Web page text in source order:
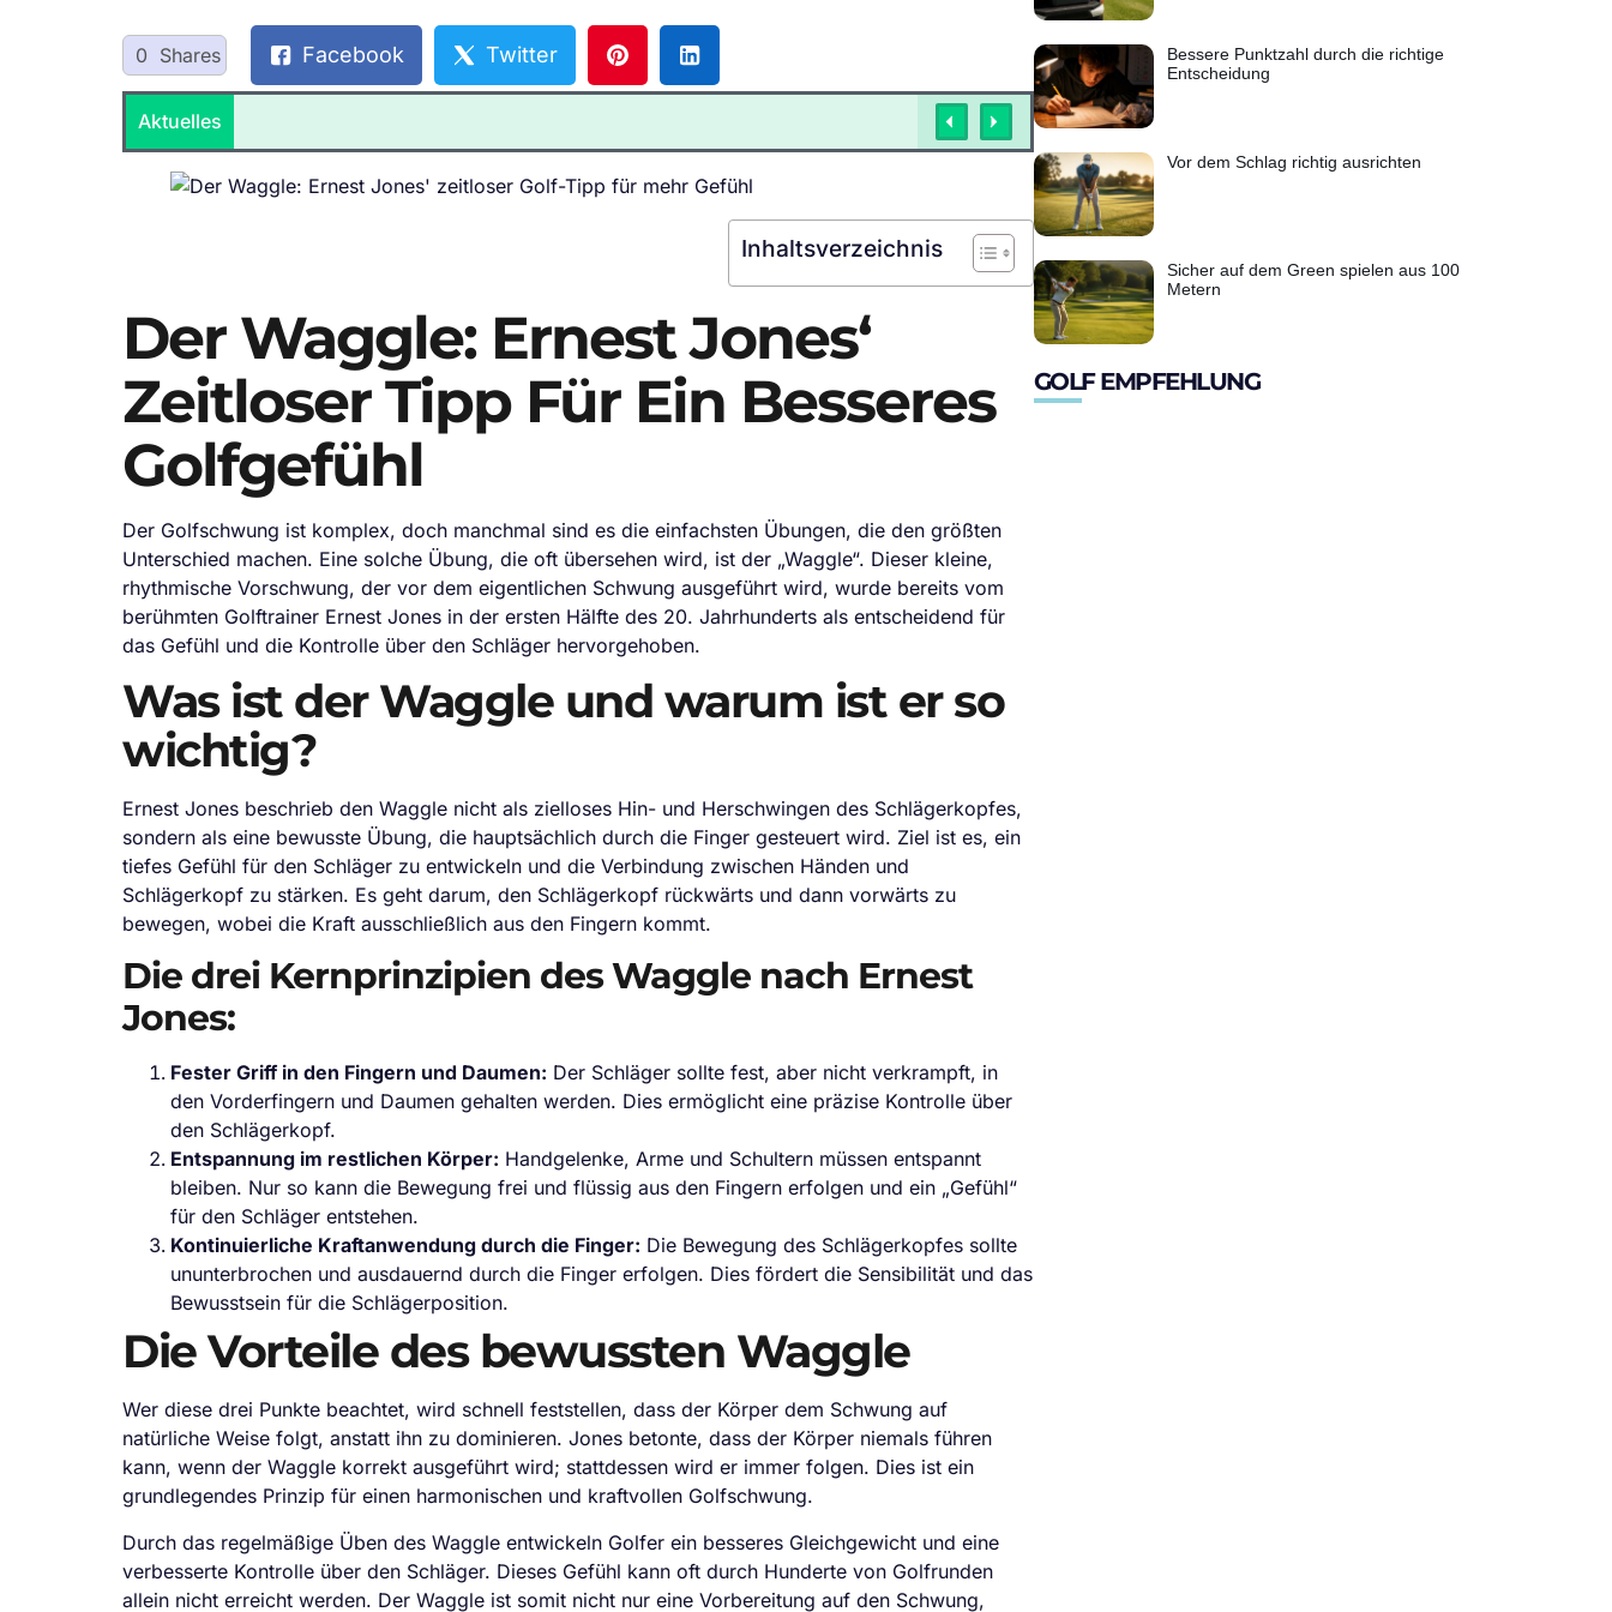
0 Shares Facebook Twitter
Aktuelles
Inhaltsverzeichnis
Der Waggle: Ernest Jones‘
Zeitloser Tipp Für Ein Besseres
Golfgefühl
Der Golfschwung ist komplex, doch manchmal sind es die einfachsten Übungen, die den größten
Unterschied machen. Eine solche Übung, die oft übersehen wird, ist der „Waggle“. Dieser kleine,
rhythmische Vorschwung, der vor dem eigentlichen Schwung ausgeführt wird, wurde bereits vom
berühmten Golftrainer Ernest Jones in der ersten Hälfte des 20. Jahrhunderts als entscheidend für
das Gefühl und die Kontrolle über den Schläger hervorgehoben.
Was ist der Waggle und warum ist er so
wichtig?
Ernest Jones beschrieb den Waggle nicht als zielloses Hin- und Herschwingen des Schlägerkopfes,
sondern als eine bewusste Übung, die hauptsächlich durch die Finger gesteuert wird. Ziel ist es, ein
tiefes Gefühl für den Schläger zu entwickeln und die Verbindung zwischen Händen und
Schlägerkopf zu stärken. Es geht darum, den Schlägerkopf rückwärts und dann vorwärts zu
bewegen, wobei die Kraft ausschließlich aus den Fingern kommt.
Die drei Kernprinzipien des Waggle nach Ernest
Jones:
Fester Griff in den Fingern und Daumen: Der Schläger sollte fest, aber nicht verkrampft, in
den Vorderfingern und Daumen gehalten werden. Dies ermöglicht eine präzise Kontrolle über
den Schlägerkopf.
Entspannung im restlichen Körper: Handgelenke, Arme und Schultern müssen entspannt
bleiben. Nur so kann die Bewegung frei und flüssig aus den Fingern erfolgen und ein „Gefühl“
für den Schläger entstehen.
Kontinuierliche Kraftanwendung durch die Finger: Die Bewegung des Schlägerkopfes sollte
ununterbrochen und ausdauernd durch die Finger erfolgen. Dies fördert die Sensibilität und das
Bewusstsein für die Schlägerposition.
Die Vorteile des bewussten Waggle
Wer diese drei Punkte beachtet, wird schnell feststellen, dass der Körper dem Schwung auf
natürliche Weise folgt, anstatt ihn zu dominieren. Jones betonte, dass der Körper niemals führen
kann, wenn der Waggle korrekt ausgeführt wird; stattdessen wird er immer folgen. Dies ist ein
grundlegendes Prinzip für einen harmonischen und kraftvollen Golfschwung.
Durch das regelmäßige Üben des Waggle entwickeln Golfer ein besseres Gleichgewicht und eine
verbesserte Kontrolle über den Schläger. Dieses Gefühl kann oft durch Hunderte von Golfrunden
allein nicht erreicht werden. Der Waggle ist somit nicht nur eine Vorbereitung auf den Schwung,
Bessere Punktzahl durch die richtige
Entscheidung
Vor dem Schlag richtig ausrichten
Sicher auf dem Green spielen aus 100
Metern
GOLF EMPFEHLUNG